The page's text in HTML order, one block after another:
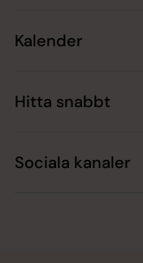
Kalender
Hitta snabbt
Sociala kanaler